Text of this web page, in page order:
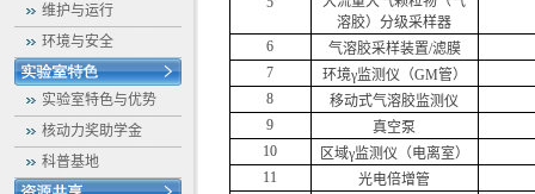
维护与运行
环境与安全
实验室特色与优势
核动力奖助学金
科普基地
溶胶）分级采样器
6
气溶胶采样装置/滤膜
7
环境γ监测仪（GM管）
8
移动式气溶胶监测仪
9
真空泵
10
区域γ监测仪（电离室）
11
光电倍增管